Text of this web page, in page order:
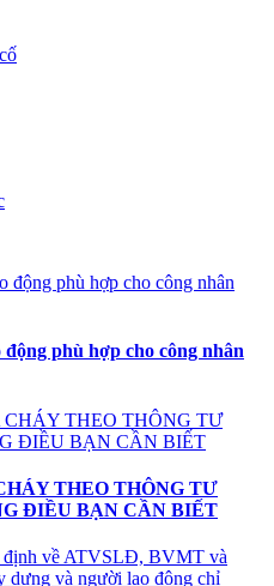
phù hợp cho công nhân
THEO THÔNG TƯ
ĐIỀU BẠN CẦN BIẾT